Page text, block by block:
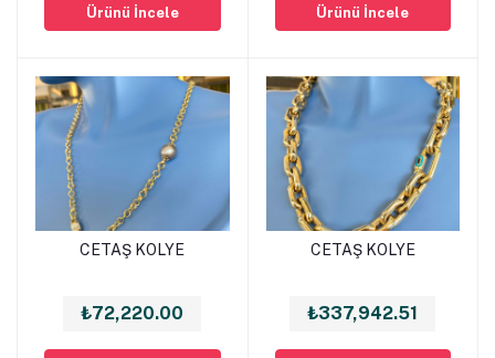
Ürünü İncele Ürünü İncele
Sepete Ekle
CETAŞ KOLYE
₺72,220.00
Sepete Ekle
CETAŞ KOLYE
₺337,942.51